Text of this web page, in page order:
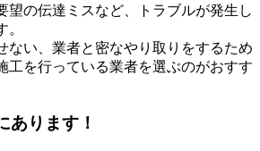
望の伝達ミスなど、トラブルが発生し
ない、業者と密なやり取りをするため
工を行っている業者を選ぶのがおすす
あります！